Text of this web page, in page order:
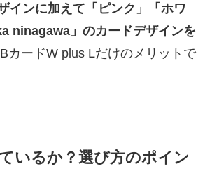
インに加えて「ピンク」「ホワ
ninagawa」のカードデザインを
カードW plus Lだけのメリットで
いるか？選び方のポイン